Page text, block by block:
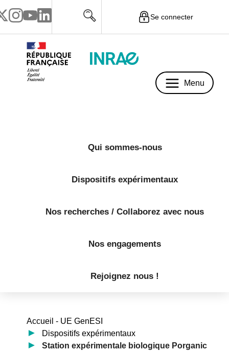
Se connecter
Menu
Qui sommes-nous
Dispositifs expérimentaux
Nos recherches / Collaborez avec nous
Nos engagements
Rejoignez nous !
Accueil - UE GenESI
Dispositifs expérimentaux
Station expérimentale biologique Porganic